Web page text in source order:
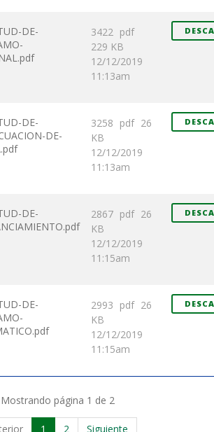
DE-
3422 pdf
229 KB
12/12/2019
11:13am
DE-
DE-
3258 pdf 26
KB
12/12/2019
11:13am
DE-
2867 pdf 26
KB
12/12/2019
11:15am
DE-
2993 pdf 26
KB
12/12/2019
11:15am
Mostrando página 1 de 2
1 2 Siguiente